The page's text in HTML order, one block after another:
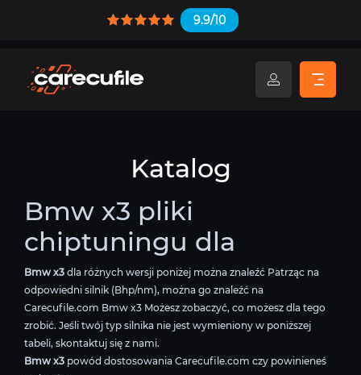
9.9/10
Katalog
Bmw x3 pliki
chiptuningu dla
Bmw x3 dla różnych wersji poniżej można znaleźć Patrząc na
odpowiedni silnik (Bhp/nm), można go znaleźć na
Carecufile.com Bmw x3 Możesz zobaczyć, co możesz dla tego
zrobić. Jeśli twój typ silnika nie jest wymieniony w poniższej
tabeli, skontaktuj się z nami.
Bmw x3 powód dostosowania Carecufile.com czy powinieneś